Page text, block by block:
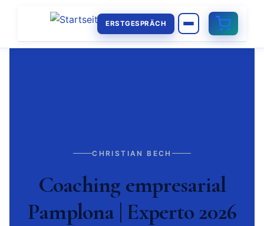
ERSTGESPRÄCH
CHRISTIAN BECH
Coaching empresarial
Pamplona | Experto 2026